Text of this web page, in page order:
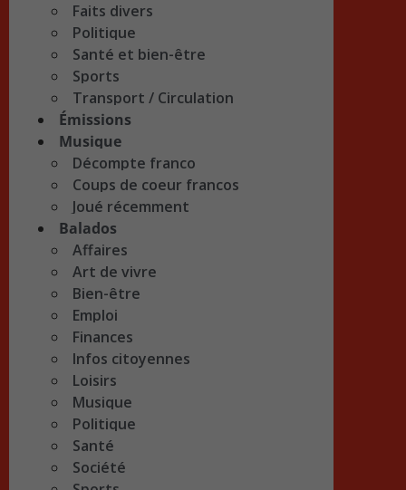
Faits divers
Politique
Santé et bien-être
Sports
Transport / Circulation
Émissions
Musique
Décompte franco
Coups de coeur francos
Joué récemment
Balados
Affaires
Art de vivre
Bien-être
Emploi
Finances
Infos citoyennes
Loisirs
Musique
Politique
Santé
Société